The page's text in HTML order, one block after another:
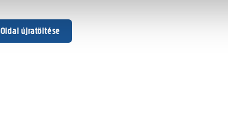
Oldal újratöltése